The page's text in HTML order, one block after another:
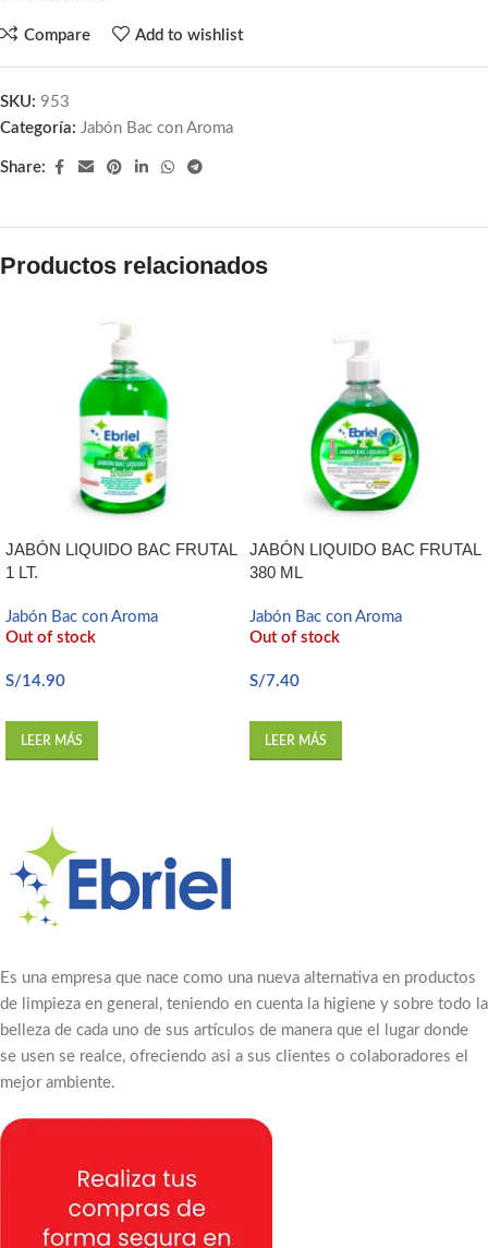
Compare Add to wishlist
SKU: 953
Categoría: Jabón Bac con Aroma
Share:
Productos relacionados
JABÓN LIQUIDO BAC FRUTAL
1 LT.
Jabón Bac con Aroma
Out of stock
S/14.90
LEER MÁS
JABÓN LIQUIDO BAC FRUTAL
380 ML
Jabón Bac con Aroma
Out of stock
S/7.40
LEER MÁS
Es una empresa que nace como una nueva alternativa en productos
de limpieza en general, teniendo en cuenta la higiene y sobre todo la
belleza de cada uno de sus artículos de manera que el lugar donde
se usen se realce, ofreciendo asi a sus clientes o colaboradores el
mejor ambiente.